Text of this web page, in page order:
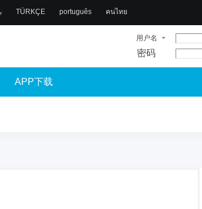
TÜRKÇE português คนไทย
用户名
密码
APP下载